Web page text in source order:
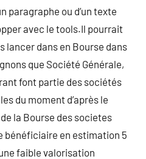
paragraphe ou d’un texte
avec le tools.Il pourrait
lancer dans en Bourse dans
que Société Générale,
font partie des sociétés
du moment d’après le
la Bourse des societes
bénéficiaire en estimation 5
faible valorisation